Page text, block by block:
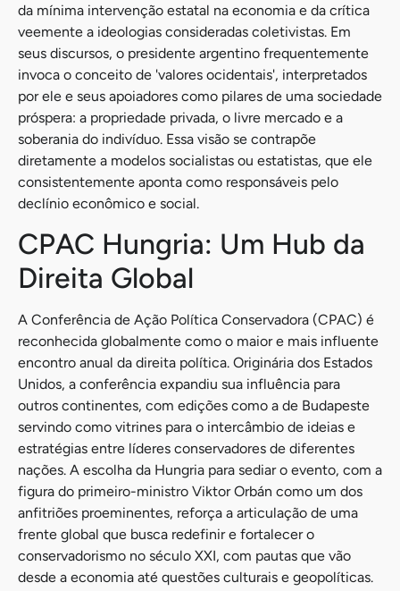
da mínima intervenção estatal na economia e da crítica
veemente a ideologias consideradas coletivistas. Em
seus discursos, o presidente argentino frequentemente
invoca o conceito de 'valores ocidentais', interpretados
por ele e seus apoiadores como pilares de uma sociedade
próspera: a propriedade privada, o livre mercado e a
soberania do indivíduo. Essa visão se contrapõe
diretamente a modelos socialistas ou estatistas, que ele
consistentemente aponta como responsáveis pelo
declínio econômico e social.
CPAC Hungria: Um Hub da
Direita Global
A Conferência de Ação Política Conservadora (CPAC) é
reconhecida globalmente como o maior e mais influente
encontro anual da direita política. Originária dos Estados
Unidos, a conferência expandiu sua influência para
outros continentes, com edições como a de Budapeste
servindo como vitrines para o intercâmbio de ideias e
estratégias entre líderes conservadores de diferentes
nações. A escolha da Hungria para sediar o evento, com a
figura do primeiro-ministro Viktor Orbán como um dos
anfitriões proeminentes, reforça a articulação de uma
frente global que busca redefinir e fortalecer o
conservadorismo no século XXI, com pautas que vão
desde a economia até questões culturais e geopolíticas.